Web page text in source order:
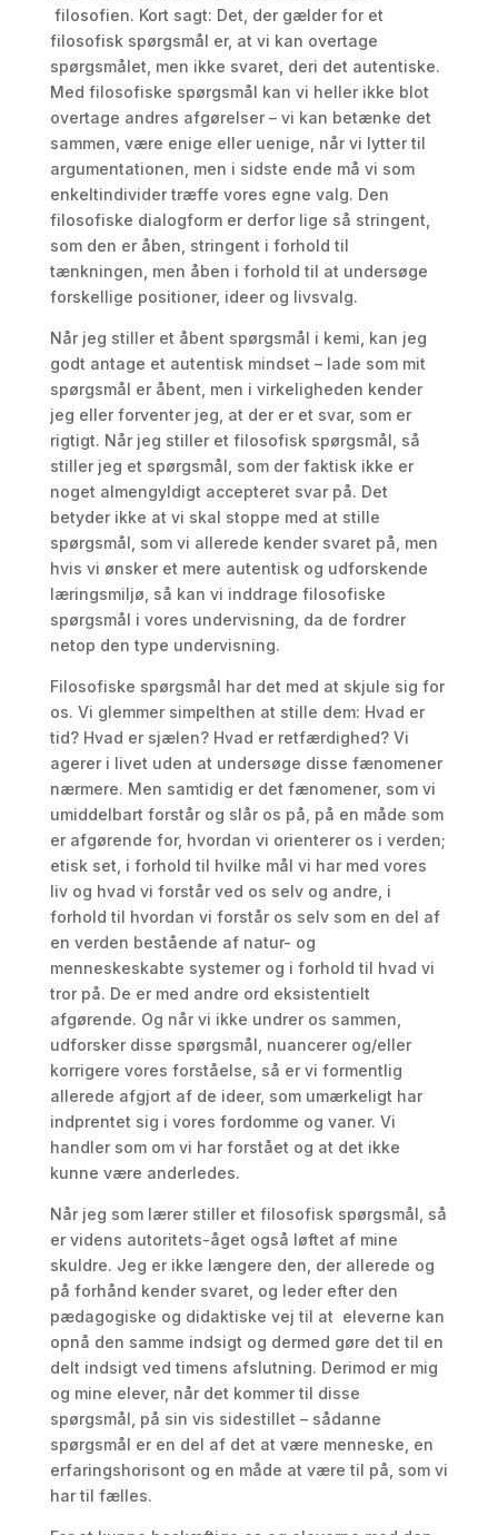
filosofien. Kort sagt: Det, der gælder for et
filosofisk spørgsmål er, at vi kan overtage
spørgsmålet, men ikke svaret, deri det autentiske.
Med filosofiske spørgsmål kan vi heller ikke blot
overtage andres afgørelser – vi kan betænke det
sammen, være enige eller uenige, når vi lytter til
argumentationen, men i sidste ende må vi som
enkeltindivider træffe vores egne valg. Den
filosofiske dialogform er derfor lige så stringent,
som den er åben, stringent i forhold til
tænkningen, men åben i forhold til at undersøge
forskellige positioner, ideer og livsvalg.
Når jeg stiller et åbent spørgsmål i kemi, kan jeg
godt antage et autentisk mindset – lade som mit
spørgsmål er åbent, men i virkeligheden kender
jeg eller forventer jeg, at der er et svar, som er
rigtigt. Når jeg stiller et filosofisk spørgsmål, så
stiller jeg et spørgsmål, som der faktisk ikke er
noget almengyldigt accepteret svar på. Det
betyder ikke at vi skal stoppe med at stille
spørgsmål, som vi allerede kender svaret på, men
hvis vi ønsker et mere autentisk og udforskende
læringsmiljø, så kan vi inddrage filosofiske
spørgsmål i vores undervisning, da de fordrer
netop den type undervisning.
Filosofiske spørgsmål har det med at skjule sig for
os. Vi glemmer simpelthen at stille dem: Hvad er
tid? Hvad er sjælen? Hvad er retfærdighed? Vi
agerer i livet uden at undersøge disse fænomener
nærmere. Men samtidig er det fænomener, som vi
umiddelbart forstår og slår os på, på en måde som
er afgørende for, hvordan vi orienterer os i verden;
etisk set, i forhold til hvilke mål vi har med vores
liv og hvad vi forstår ved os selv og andre, i
forhold til hvordan vi forstår os selv som en del af
en verden bestående af natur- og
menneskeskabte systemer og i forhold til hvad vi
tror på. De er med andre ord eksistentielt
afgørende. Og når vi ikke undrer os sammen,
udforsker disse spørgsmål, nuancerer og/eller
korrigere vores forståelse, så er vi formentlig
allerede afgjort af de ideer, som umærkeligt har
indprentet sig i vores fordomme og vaner. Vi
handler som om vi har forstået og at det ikke
kunne være anderledes.
Når jeg som lærer stiller et filosofisk spørgsmål, så
er videns autoritets-åget også løftet af mine
skuldre. Jeg er ikke længere den, der allerede og
på forhånd kender svaret, og leder efter den
pædagogiske og didaktiske vej til at eleverne kan
opnå den samme indsigt og dermed gøre det til en
delt indsigt ved timens afslutning. Derimod er mig
og mine elever, når det kommer til disse
spørgsmål, på sin vis sidestillet – sådanne
spørgsmål er en del af det at være menneske, en
erfaringshorisont og en måde at være til på, som vi
har til fælles.